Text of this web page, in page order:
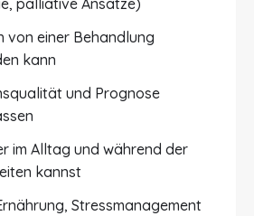
Hund und bei der Katze sowie
Organsysteme, die betroffen
gehen wir auf typische
erfährst, welche
werden, wie Befunde
und welche Fragen du im
von einer Behandlung
kann
und Prognose
im Alltag und während der
kannst
Stressmanagement